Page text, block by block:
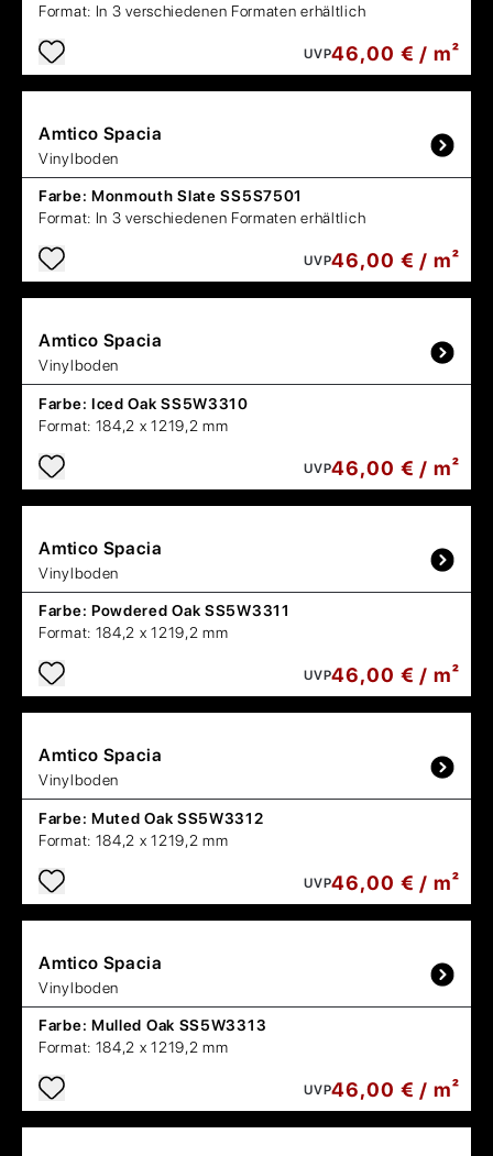
Format: In 3 verschiedenen Formaten erhältlich
UVP46,00 € / m²
Amtico Spacia
Vinylboden
Farbe: Monmouth Slate SS5S7501
Format: In 3 verschiedenen Formaten erhältlich
UVP46,00 € / m²
Amtico Spacia
Vinylboden
Farbe: Iced Oak SS5W3310
Format: 184,2 x 1219,2 mm
UVP46,00 € / m²
Amtico Spacia
Vinylboden
Farbe: Powdered Oak SS5W3311
Format: 184,2 x 1219,2 mm
UVP46,00 € / m²
Amtico Spacia
Vinylboden
Farbe: Muted Oak SS5W3312
Format: 184,2 x 1219,2 mm
UVP46,00 € / m²
Amtico Spacia
Vinylboden
Farbe: Mulled Oak SS5W3313
Format: 184,2 x 1219,2 mm
UVP46,00 € / m²